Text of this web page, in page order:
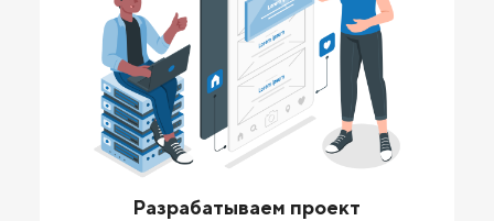
Разрабатываем проект